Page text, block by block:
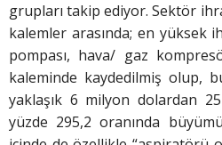
grupları takip ediyor. Sektör
kalemler arasında; en yüksek
pompası, hava/ gaz
kaleminde kaydedilmiş olup,
yaklaşık 6 milyon dolardan
yüzde 295,2 oranında